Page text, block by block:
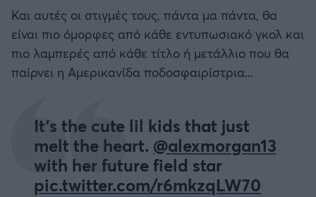
Και αυτές οι στιγμές τους, πάντα μα πάντα, θα
είναι πιο όμορφες από κάθε εντυπωσιακό γκολ και
πιο λαμπερές από κάθε τίτλο ή μετάλλιο που θα
παίρνει η Αμερικανίδα ποδοσφαιρίστρια...
It’s the cute lil kids that just
melt the heart. @alexmorgan13
with her future field star
pic.twitter.com/r6mkzqLW70